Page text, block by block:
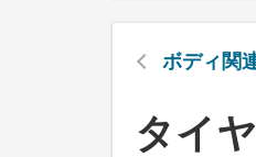
ボディ関
タイ